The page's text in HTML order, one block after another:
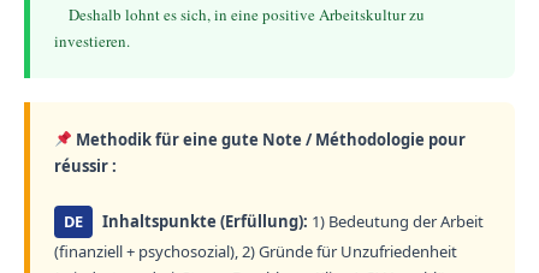
Methodik für eine gute Note / Méthodologie pour
réussir :
DE Inhaltspunkte (Erfüllung): 1) Bedeutung der Arbeit
(finanziell + psychosozial), 2) Gründe für Unzufriedenheit